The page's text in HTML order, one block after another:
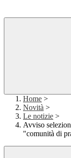
Home >
Novità >
Le notizie >
Avviso
"comunità di